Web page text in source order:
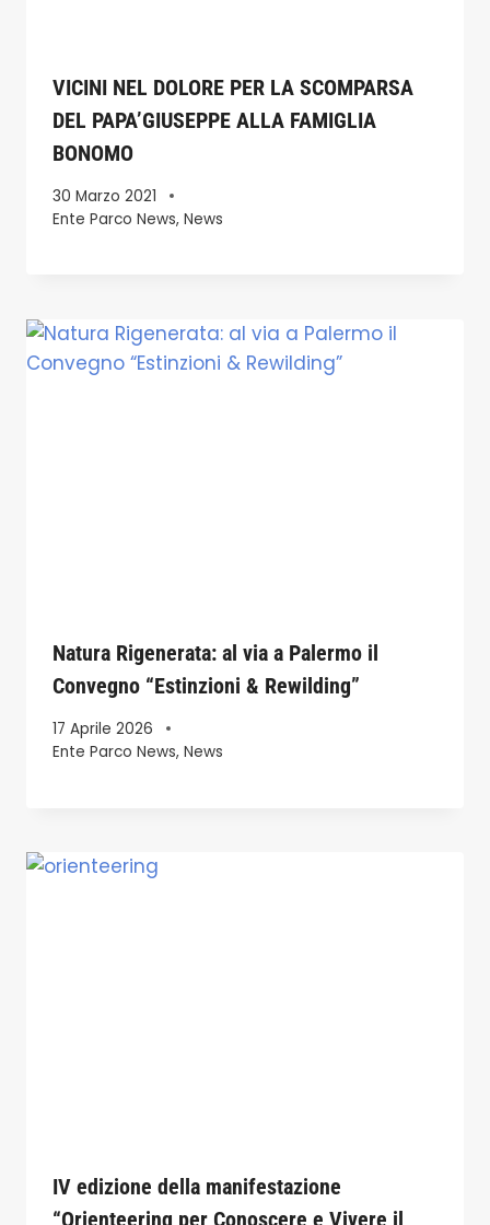
VICINI NEL DOLORE PER LA SCOMPARSA
DEL PAPA’GIUSEPPE ALLA FAMIGLIA
BONOMO
30 Marzo 2021
Ente Parco News, News
Natura Rigenerata: al via a Palermo il
Convegno “Estinzioni & Rewilding”
17 Aprile 2026
Ente Parco News, News
IV edizione della manifestazione
“Orienteering per Conoscere e Vivere il